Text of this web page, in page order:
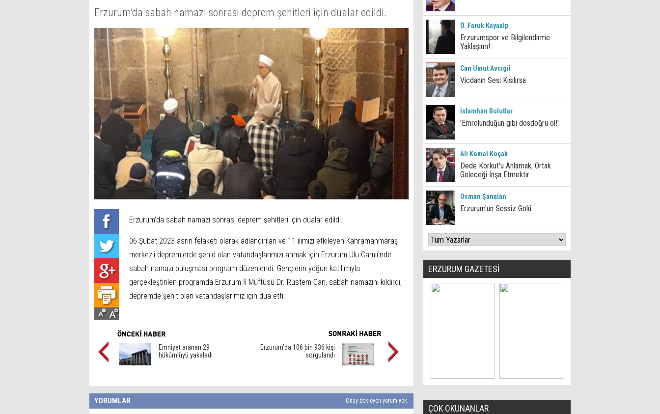
Erzurum’da sabah namazı sonrası deprem şehitleri için dualar edildi.
Erzurum’da sabah namazı sonrası deprem şehitleri için dualar edildi.
06 Şubat 2023 asrın felaketi olarak adlandırılan ve 11 ilimizi etkileyen Kahramanmaraş
merkezli depremlerde şehid olan vatandaşlarımızı anmak için Erzurum Ulu Camii’nde
sabah namazı buluşması programı düzenlendi. Gençlerin yoğun katılımıyla
gerçekleştirilen programda Erzurum İl Müftüsü Dr. Rüstem Can, sabah namazını kıldırdı,
depremde şehit olan vatandaşlarımız için dua etti.
Emniyet aranan 29
hükümlüyü yakaladı
Erzurum’da 106 bin 936 kişi
sorgulandı
YORUMLAR Onay bekleyen yorum yok.
Ö. Faruk Kayaalp
Erzurumspor ve Bilgilendirme
Yaklaşımı!
Can Umut Avcıgil
Vicdanın Sesi Kısılırsa
İslamhan Bulutlar
'Emrolunduğun gibi dosdoğru ol!'
Ali Kemal Koçak
Dede Korkut'u Anlamak, Ortak
Geleceği İnşa Etmektir
Osman Şanalan
Erzurum'un Sessiz Golü
ERZURUM GAZETESİ
ÇOK OKUNANLAR